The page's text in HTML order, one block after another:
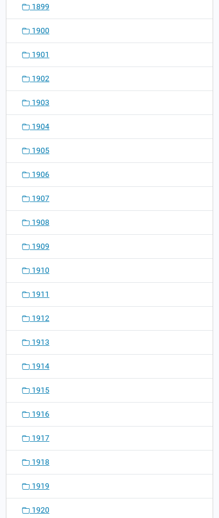
1899
1900
1901
1902
1903
1904
1905
1906
1907
1908
1909
1910
1911
1912
1913
1914
1915
1916
1917
1918
1919
1920